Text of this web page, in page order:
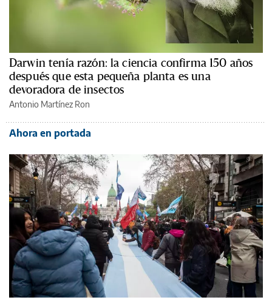
Darwin tenía razón: la ciencia confirma 150 años
después que esta pequeña planta es una
devoradora de insectos
Antonio Martínez Ron
Ahora en portada